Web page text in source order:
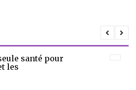
santé pour
les